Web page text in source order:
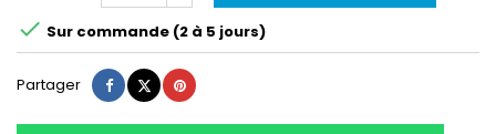
 Sur commande (2 à 5 jours)
Partager Partager
TweetPinterest